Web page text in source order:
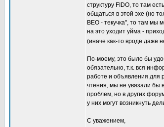
структуру FIDO, то там
общаться в этой эхе (но
ВЕО - текучка", то там мы
на это уходит уйма -
(иначе как-то вроде даже
По-моему, это было бы
обязательно, т.к. вся
работе и объявления для
чтения, мы не увязали бы
проблем, но в других
у них могут возникнуть
С уважением,